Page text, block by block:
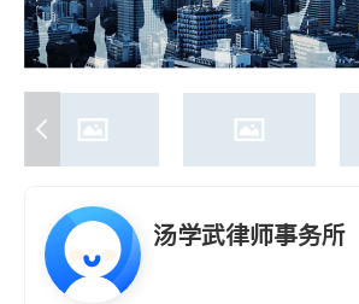
汤学武律师事务所